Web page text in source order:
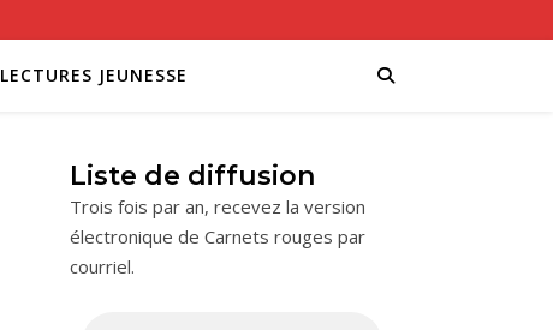
LECTURES JEUNESSE
Liste de diffusion
Trois fois par an, recevez la version
électronique de Carnets rouges par
courriel.